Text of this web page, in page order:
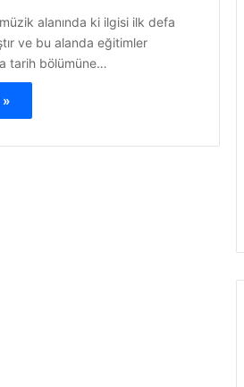
alanında ki ilgisi ilk defa
ve bu alanda eğitimler
tarih bölümüne…
»